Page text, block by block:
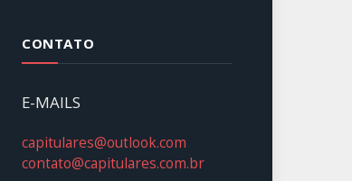
CONTATO
E-MAILS
capitulares@outlook.com
contato@capitulares.com.br